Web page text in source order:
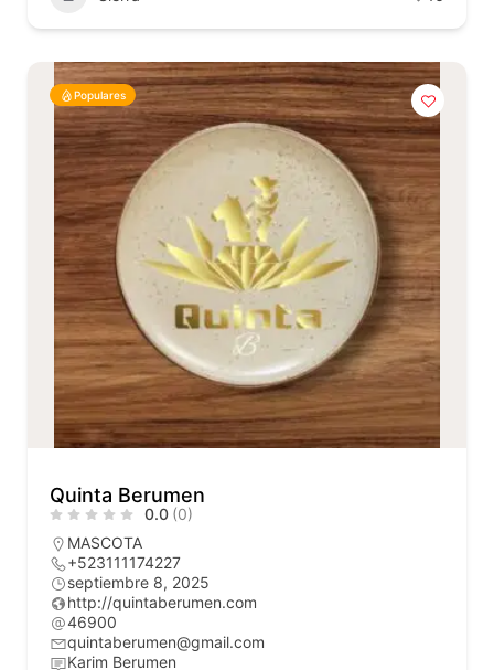
Populares
Quinta Berumen
0.0 (0)
MASCOTA
+523111174227
septiembre 8, 2025
http://quintaberumen.com
46900
quintaberumen@gmail.com
Karim Berumen